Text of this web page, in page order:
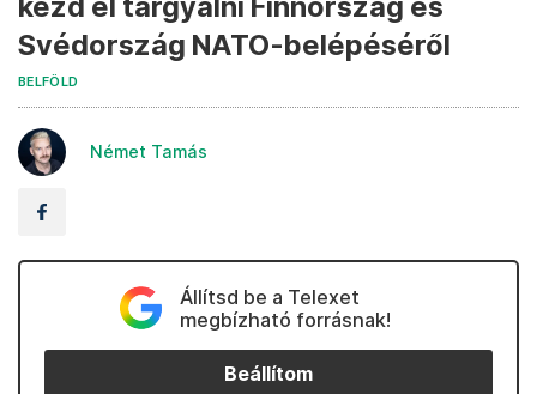
Svédország NATO-belépéséről
BELFÖLD
Német Tamás
Állítsd be a Telexet
megbízható forrásnak!
Beállítom